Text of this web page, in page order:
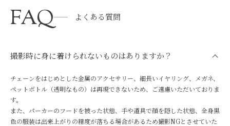
FAQ よくある質問
撮影時に身に着けられないものはありますか？
チェーンをはじめとした金属のアクセサリー、細長いイヤリング、メガネ、
ペットボトル（透明なもの）は再現できないため、ご遠慮いただいておりま
す。
また、パーカーのフードを被った状態、手や道具で顔を隠した状態、全身黒
色の服装は出来上がりの精度が落ちる場合があるため撮影NGとさせていた